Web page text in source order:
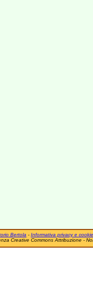
Bertola - Informativa privacy e cookie
Creative Commons Attribuzione -